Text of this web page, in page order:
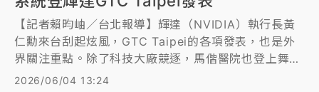
【記者賴昀岫／台北報導】輝達（NVIDIA）執行長黃
仁勳來台刮起炫風，GTC Taipei的各項發表，也是外
界關注重點。除了科技大廠競逐，馬偕醫院也登上舞
台！2名醫師受邀發表專題演講，說明當今醫療產業導
2026/06/04 13:24